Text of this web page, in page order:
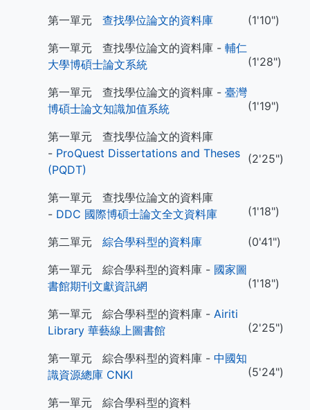
第一單元 查找學位論文的資料庫
(1'10")
第一單元 查找學位論文的資料庫 - 輔仁
大學博碩士論文系統
(1'28")
第一單元 查找學位論文的資料庫 - 臺灣
博碩士論文知識加值系統
(1'19")
第一單元 查找學位論文的資料庫
- ProQuest Dissertations and Theses
(PQDT)
(2'25")
第一單元 查找學位論文的資料庫
- DDC 國際博碩士論文全文資料庫 (1'18")
第二單元 綜合學科型的資料庫
(0'41")
第一單元 綜合學科型的資料庫 - 國家圖
書館期刊文獻資訊網
(1'18")
第一單元 綜合學科型的資料庫 - Airiti
Library 華藝線上圖書館
(2'25")
第一單元 綜合學科型的資料庫 - 中國知
識資源總庫 CNKI
(5'24")
第一單元 綜合學科型的資料